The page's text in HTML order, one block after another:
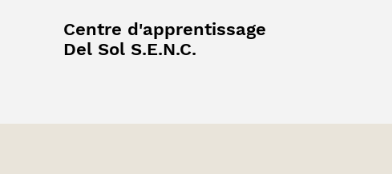
Centre d'apprentissage
Del Sol S.E.N.C.